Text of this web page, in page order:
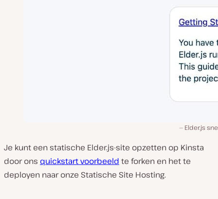
Elder.js
Je kunt een statische Elder.js-site opzetten op Kinsta
door ons quickstart voorbeeld te forken en het te
deployen naar onze Statische Site Hosting.